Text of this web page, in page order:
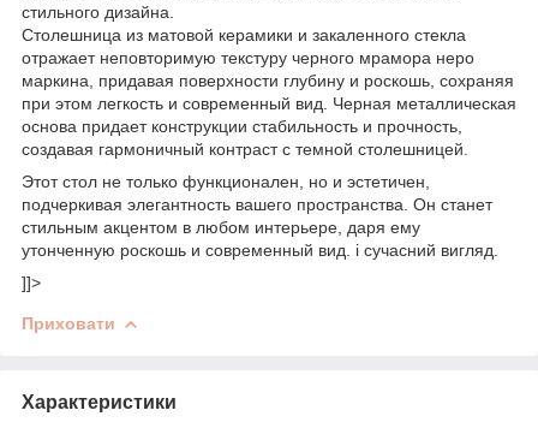
стильного дизайна.
Столешница из матовой керамики и закаленного стекла
отражает неповторимую текстуру черного мрамора неро
маркина, придавая поверхности глубину и роскошь, сохраняя
при этом легкость и современный вид. Черная металлическая
основа придает конструкции стабильность и прочность,
создавая гармоничный контраст с темной столешницей.
Этот стол не только функционален, но и эстетичен,
подчеркивая элегантность вашего пространства. Он станет
стильным акцентом в любом интерьере, даря ему
утонченную роскошь и современный вид. і сучасний вигляд.
]]>
Приховати
Характеристики